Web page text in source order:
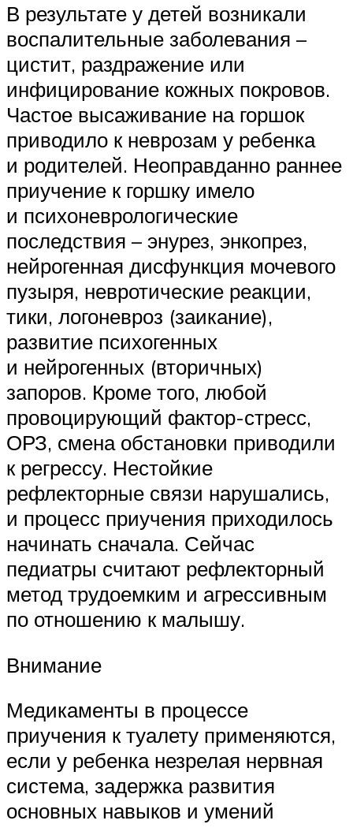
В результате у детей возникали
воспалительные заболевания –
цистит, раздражение или
инфицирование кожных покровов.
Частое высаживание на горшок
приводило к неврозам у ребенка
и родителей. Неоправданно раннее
приучение к горшку имело
и психоневрологические
последствия – энурез, энкопрез,
нейрогенная дисфункция мочевого
пузыря, невротические реакции,
тики, логоневроз (заикание),
развитие психогенных
и нейрогенных (вторичных)
запоров. Кроме того, любой
провоцирующий фактор-стресс,
ОРЗ, смена обстановки приводили
к регрессу. Нестойкие
рефлекторные связи нарушались,
и процесс приучения приходилось
начинать сначала. Сейчас
педиатры считают рефлекторный
метод трудоемким и агрессивным
по отношению к малышу.
Внимание
Медикаменты в процессе
приучения к туалету применяются,
если у ребенка незрелая нервная
система, задержка развития
основных навыков и умений